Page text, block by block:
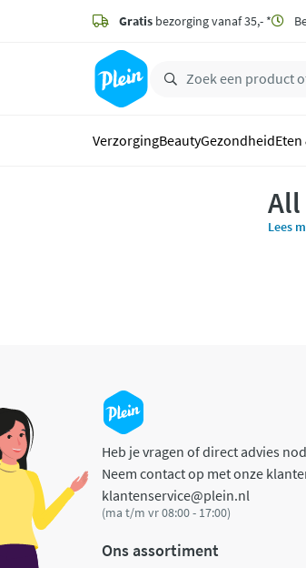
zoeken
hoofdinhoud
Gratis bezorging vanaf 35,- *
VerzorgingBeautyGezondheid
All
Lees
Heb je vragen of direct advies
Neem contact op met onze
klantenservice@plein.nl
(ma t/m vr 08:00 - 17:00)
Ons assortiment